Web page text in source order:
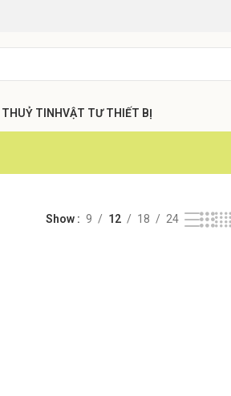
TINHVẬT TƯ THIẾT BỊ
Show 9 12 18 24